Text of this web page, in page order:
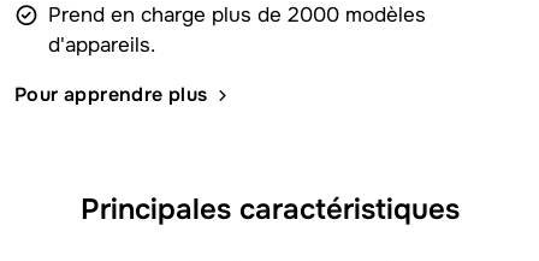
Prend en charge plus de 2000 modèles
d'appareils.
Pour apprendre plus
Principales caractéristiques